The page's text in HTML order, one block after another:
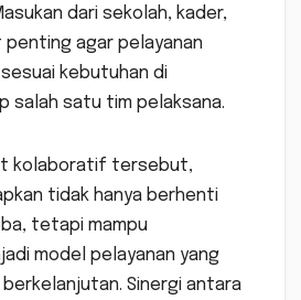
dari sekolah, kader,
agar pelayanan
kebutuhan di
salah satu tim pelaksana.
kolaboratif tersebut,
tidak hanya berhenti
tetapi mampu
model pelayanan yang
Sinergi antara